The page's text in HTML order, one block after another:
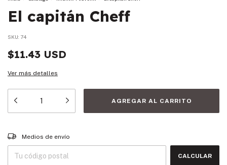
El capitán Cheff
SKU: 74
$11.43 USD
Ver más detalles
Entregas para el CP:
Medios de envío
CALCULAR